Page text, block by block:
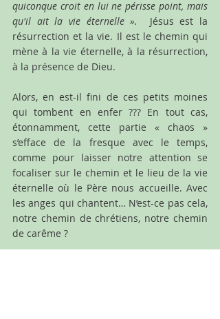
quiconque croit en lui ne périsse point, mais
qu'il ait la vie éternelle ».
Jésus est la
résurrection et la vie. Il est le chemin qui
mène à la vie éternelle, à la résurrection,
à la présence de Dieu.
Alors, en est-il fini de ces petits moines
qui tombent en enfer ??? En tout cas,
étonnamment, cette partie « chaos »
s’efface de la fresque avec le temps,
comme pour laisser notre attention se
focaliser sur le chemin et le lieu de la vie
éternelle où le Père nous accueille. Avec
les anges qui chantent… N’est-ce pas cela,
notre chemin de chrétiens, notre chemin
de carême ?